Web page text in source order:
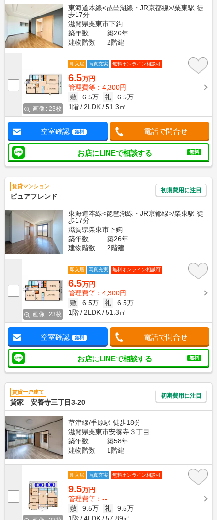
東海道本線<琵琶湖線・JR京都線>/栗東駅 徒
歩17分
滋賀県栗東市下鈎
築年数
築26年
建物階数
2階建
画像 : 23枚
即入居 写真充実 無料オンライン相談可
6.5万円
管理費等：4,300円
敷
6.5万 礼
6.5万
1階
2LDK 51.3㎡
空室確認 無料 電話で問合せ
お店にLINEで相談する 無料
賃貸マンション
ピュアフレンド
初期費用に注目
東海道本線<琵琶湖線・JR京都線>/栗東駅 徒
歩17分
滋賀県栗東市下鈎
築年数
築26年
建物階数
2階建
画像 : 23枚
即入居 写真充実 無料オンライン相談可
6.5万円
管理費等：4,300円
敷
6.5万 礼
6.5万
1階
2LDK 51.3㎡
空室確認 無料 電話で問合せ
お店にLINEで相談する 無料
賃貸一戸建て
貸家 安養寺三丁目3-20
初期費用に注目
草津線/手原駅 徒歩18分
滋賀県栗東市安養寺３丁目
築年数
築58年
建物階数
1階建
即入居 写真充実 無料オンライン相談可
9.5万円
管理費等：--
敷
9.5万 礼
9.5万
1階
4LDK 57.89㎡